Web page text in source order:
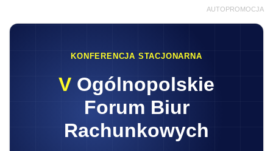
AUTOPROMOCJA
KONFERENCJA STACJONARNA
V Ogólnopolskie
Forum Biur
Rachunkowych